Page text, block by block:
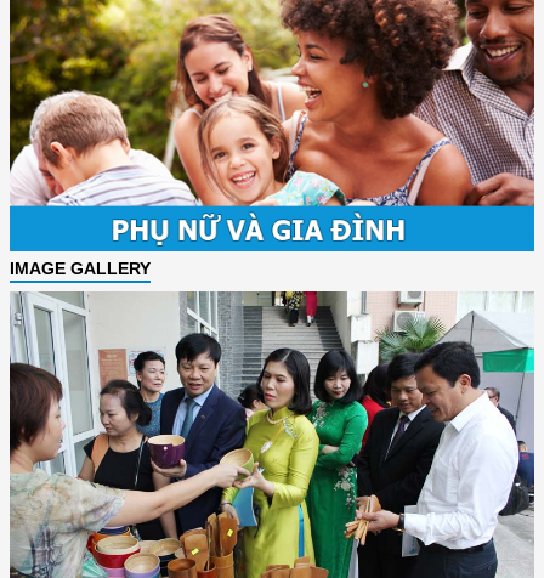
IMAGE GALLERY